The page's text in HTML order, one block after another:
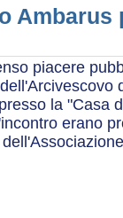
Ambarus
piacere
la "Casa
erano